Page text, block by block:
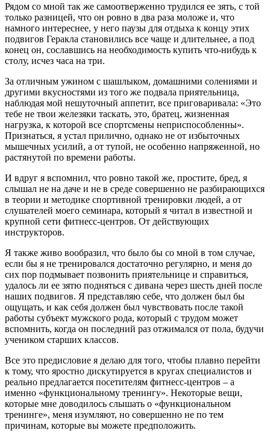
Рядом со мной так же самоотверженно трудился ее зять, с той
только разницей, что он ровно в два раза моложе и, что
намного интереснее, у него паузы для отдыха к концу этих
подвигов Геракла становились все чаще и длительнее, а под
конец он, сославшись на необходимость купить что-нибудь к
столу, исчез часа на три.
За отличным ужином с шашлыком, домашними солениями и
другими вкусностями из того же подвала приятельница,
наблюдая мой нешуточный аппетит, все приговаривала: «Это
тебе не твои железяки таскать, это, братец, жизненная
нагрузка, к которой все спортсмены неприспособленны».
Признаться, я устал прилично, однако не от избыточных
мышечных усилий, а от тупой, не особенно напряженной, но
растянутой по времени работы.
И вдруг я вспомнил, что ровно такой же, простите, бред, я
слышал не на даче и не в среде совершенно не разбирающихся
в теории и методике спортивной тренировки людей, а от
слушателей моего семинара, который я читал в известной и
крупной сети фитнесс-центров. От действующих
инструкторов.
Я также живо вообразил, что было бы со мной в том случае,
если бы я не тренировался достаточно регулярно, и меня до
сих пор подмывает позвонить приятельнице и справиться,
удалось ли ее зятю подняться с дивана через шесть дней после
наших подвигов. Я представляю себе, что должен был бы
ощущать, и как себя должен был чувствовать после такой
работы субъект мужского рода, который с трудом может
вспомнить, когда он последний раз отжимался от пола, будучи
учеником старших классов.
Все это предисловие я делаю для того, чтобы плавно перейти
к тому, что яростно дискутируется в кругах специалистов и
реально предлагается посетителям фитнесс-центров – а
именно «функциональному тренингу». Некоторые вещи,
которые мне доводилось слышать о «функциональном
тренинге», меня изумляют, но совершенно не по тем
причинам, которые вы можете предположить.